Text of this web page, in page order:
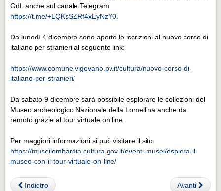
Eventi Pavia
Eventi Pavia
GdL anche sul canale Telegram:
https://t.me/+LQKsSZRf4xEyNzY0
Da lunedì 4 dicembre sono aperte le iscrizioni al nuovo corso di
italiano per stranieri al seguente link:
https://www.comune.vigevano.pv.it/cultura/nuovo-corso-di-
italiano-per-stranieri/
Da sabato 9 dicembre sarà possibile esplorare le collezioni del
Museo archeologico Nazionale della Lomellina anche da
remoto grazie al tour virtuale on line.
Per maggiori informazioni si può visitare il sito
https://museilombardia.cultura.gov.it/eventi-musei/esplora-il-
museo-con-il-tour-virtuale-on-line/
Indietro Avanti